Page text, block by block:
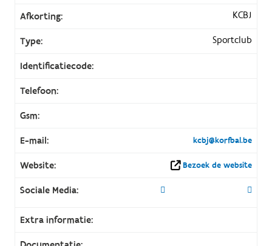
Afkorting: KCBJ
Type: Sportclub
Identificatiecode:
Telefoon:
Gsm:
E-mail: kcbj@korfbal.be
Website: Bezoek de website
Sociale Media:
Extra informatie: